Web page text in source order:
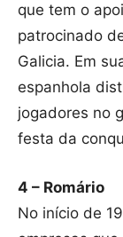
que tem o
patrocinado
Galicia. Em
espanhola
jogadores no
festa da
4 – Romário
No início de